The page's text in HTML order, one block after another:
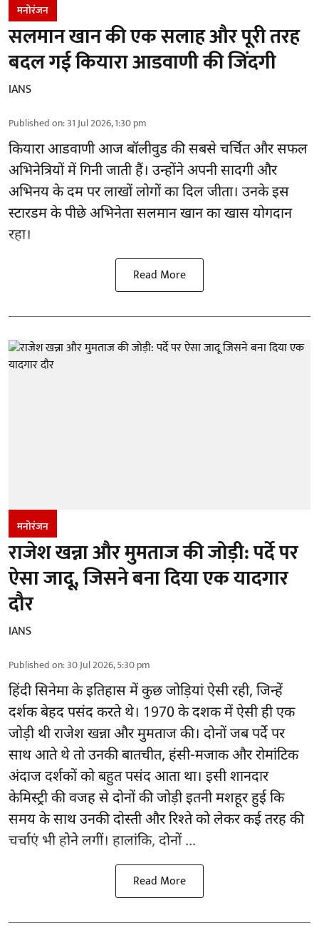
मनोरंजन
सलमान खान की एक सलाह और पूरी तरह
बदल गई कियारा आडवाणी की जिंदगी
IANS
Published on:31 Jul 2026, 1:30 pm
कियारा आडवाणी आज बॉलीवुड की सबसे चर्चित और सफल
अभिनेत्रियों में गिनी जाती हैं। उन्होंने अपनी सादगी और
अभिनय के दम पर लाखों लोगों का दिल जीता। उनके इस
स्टारडम के पीछे अभिनेता सलमान खान का खास योगदान
रहा।
Read More
मनोरंजन
राजेश खन्ना और मुमताज की जोड़ी: पर्दे पर
ऐसा जादू, जिसने बना दिया एक यादगार
दौर
IANS
Published on:30 Jul 2026, 5:30 pm
हिंदी सिनेमा के इतिहास में कुछ जोड़ियां ऐसी रही, जिन्हें
दर्शक बेहद पसंद करते थे। 1970 के दशक में ऐसी ही एक
जोड़ी थी राजेश खन्ना और मुमताज की। दोनों जब पर्दे पर
साथ आते थे तो उनकी बातचीत, हंसी-मजाक और रोमांटिक
अंदाज दर्शकों को बहुत पसंद आता था। इसी शानदार
केमिस्ट्री की वजह से दोनों की जोड़ी इतनी मशहूर हुई कि
समय के साथ उनकी दोस्ती और रिश्ते को लेकर कई तरह की
चर्चाएं भी होने लगीं। हालांकि, दोनों ...
Read More